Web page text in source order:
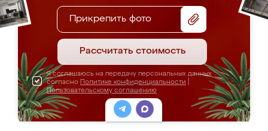
Прикрепить фото
Рассчитать стоимость
Я соглашаюсь на передачу персональных данных
согласно Политике конфиденциальности
Пользовательскому соглашению